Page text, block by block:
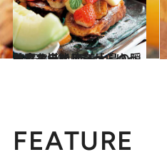
2015.3.20
美食を堪能しながらゆったりステイ 奄美大島の隠れ家オーベルジュ
旅＆お出かけ
FEATURE